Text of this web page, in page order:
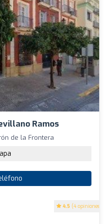
Ramos
4.5 (4 opiniones)
de la Frontera